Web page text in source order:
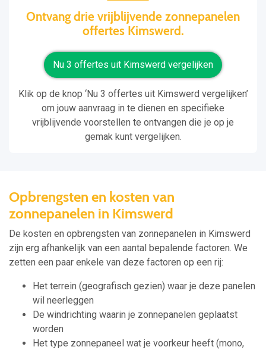
Ontvang drie vrijblijvende zonnepanelen
offertes Kimswerd.
Nu 3 offertes uit Kimswerd vergelijken
Klik op de knop ‘Nu 3 offertes uit Kimswerd vergelijken’
om jouw aanvraag in te dienen en specifieke
vrijblijvende voorstellen te ontvangen die je op je
gemak kunt vergelijken.
Opbrengsten en kosten van
zonnepanelen in Kimswerd
De kosten en opbrengsten van zonnepanelen in Kimswerd
zijn erg afhankelijk van een aantal bepalende factoren. We
zetten een paar enkele van deze factoren op een rij:
Het terrein (geografisch gezien) waar je deze panelen
wil neerleggen
De windrichting waarin je zonnepanelen geplaatst
worden
Het type zonnepaneel wat je voorkeur heeft (mono,